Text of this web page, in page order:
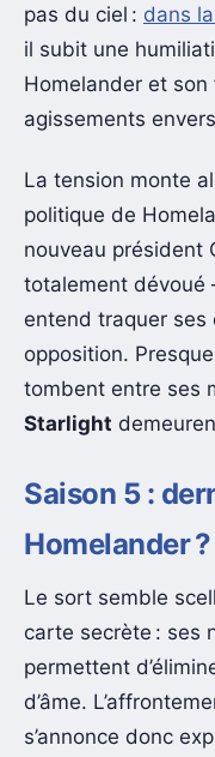
pas du ciel : dans
il subit une
Homelander et son
agissements
La tension monte
politique de
nouveau président
totalement dévoué
entend traquer ses
opposition.
tombent entre ses
Starlight
Saison 5 :
Homelander ?
Le sort semble
carte secrète : ses
permettent
d’âme.
s’annonce donc